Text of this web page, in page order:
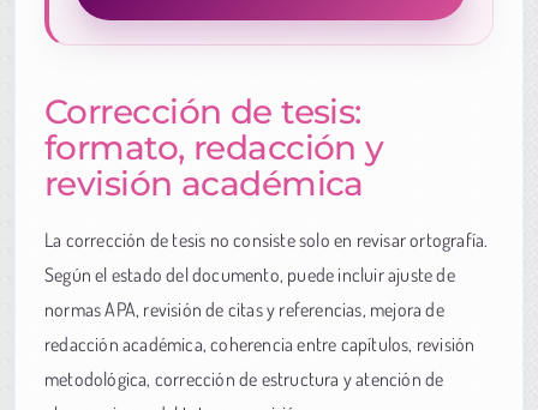
Corrección de tesis:
formato, redacción y
revisión académica
La corrección de tesis no consiste solo en revisar ortografía.
Según el estado del documento, puede incluir ajuste de
normas APA, revisión de citas y referencias, mejora de
redacción académica, coherencia entre capítulos, revisión
metodológica, corrección de estructura y atención de